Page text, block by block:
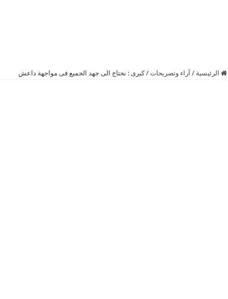
الرئيسية / آراء وتصريحات / كيرى : نحتاج الى جهد الجميع فى مواجهة داعش